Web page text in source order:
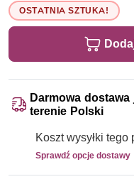
OSTATNIA SZTUKA!
Darmowa dostawa
terenie Polski
Koszt wysyłki tego
Sprawdź opcje dostawy